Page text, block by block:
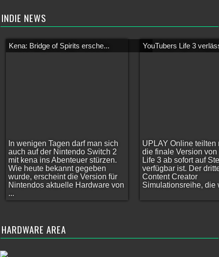
INDIE NEWS
Kena: Bridge of Spirits ersche...
In wenigen Tagen darf man sich
auch auf der Nintendo Switch 2
mit kena ins Abenteuer stürzen.
Wie heute bekannt gegeben
wurde, erscheint die Version für
Nintendos aktuelle Hardware von
...
YouTubers Life 3
UPLAY Online teilten
die finale Version von
Life 3 ab sofort auf
verfügbar ist. Der
Content Creator
Simulationsreihe, die
HARDWARE AREA